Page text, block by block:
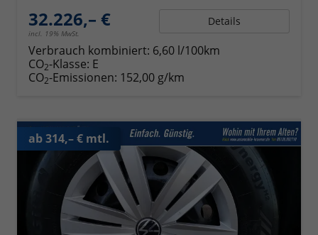
32.226,– €
incl. 19% MwSt.
Details
Verbrauch kombiniert: 6,60 l/100km
CO2-Klasse: E
CO2-Emissionen: 152,00 g/km
ab 314,– € mtl.